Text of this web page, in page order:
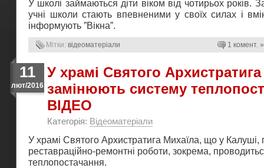
У школі займаються діти віком від чотирьох років.
учні школи стають впевненими у своїх силах і
інформують ”Вікна”.
Мітки: відеоматеріали 1 комент. »
11
лют/2016
У храмі Святого
замінюють систему
ВІДЕО
Категорія: Відеоматеріали
У храмі Святого Архистратига Михаїла, що у Калуші,
реставраційно-ремонтні роботи, зокрема,
теплопостачання.